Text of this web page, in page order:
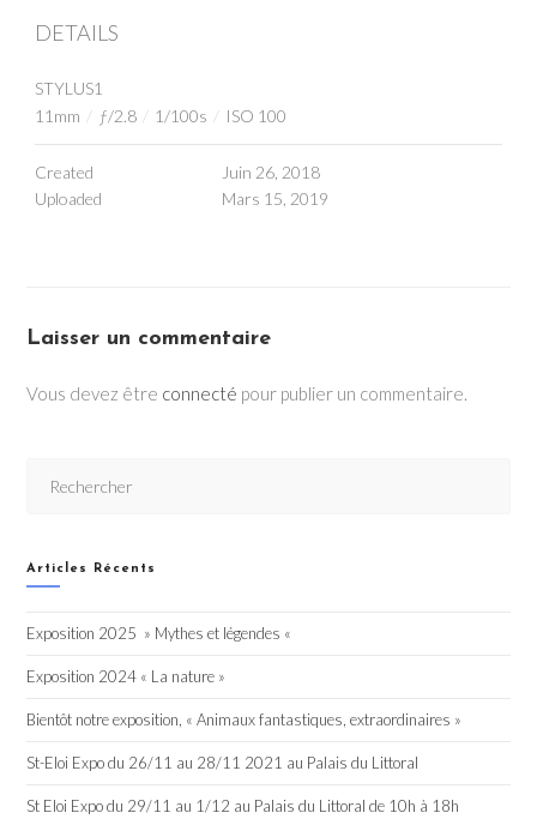
DETAILS
STYLUS1
11mm / ƒ/2.8 / 1/100s / ISO 100
Created
Juin 26, 2018
Uploaded
Mars 15, 2019
Laisser un commentaire
Vous devez être connecté pour publier un commentaire.
Articles Récents
Exposition 2025 » Mythes et légendes «
Exposition 2024 « La nature »
Bientôt notre exposition, « Animaux fantastiques, extraordinaires »
St-Eloi Expo du 26/11 au 28/11 2021 au Palais du Littoral
St Eloi Expo du 29/11 au 1/12 au Palais du Littoral de 10h à 18h